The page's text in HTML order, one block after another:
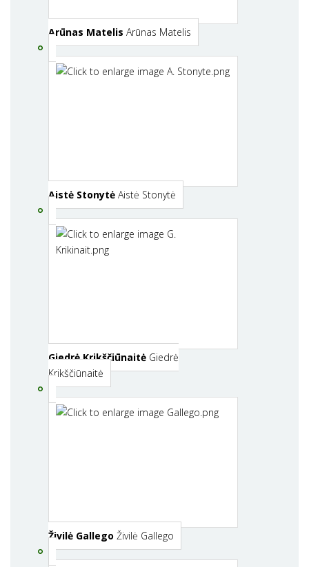
Arūnas Matelis Arūnas Matelis
Aistė Stonytė Aistė Stonytė
Giedrė Krikščiūnaitė Giedrė
Krikščiūnaitė
Živilė Gallego Živilė Gallego